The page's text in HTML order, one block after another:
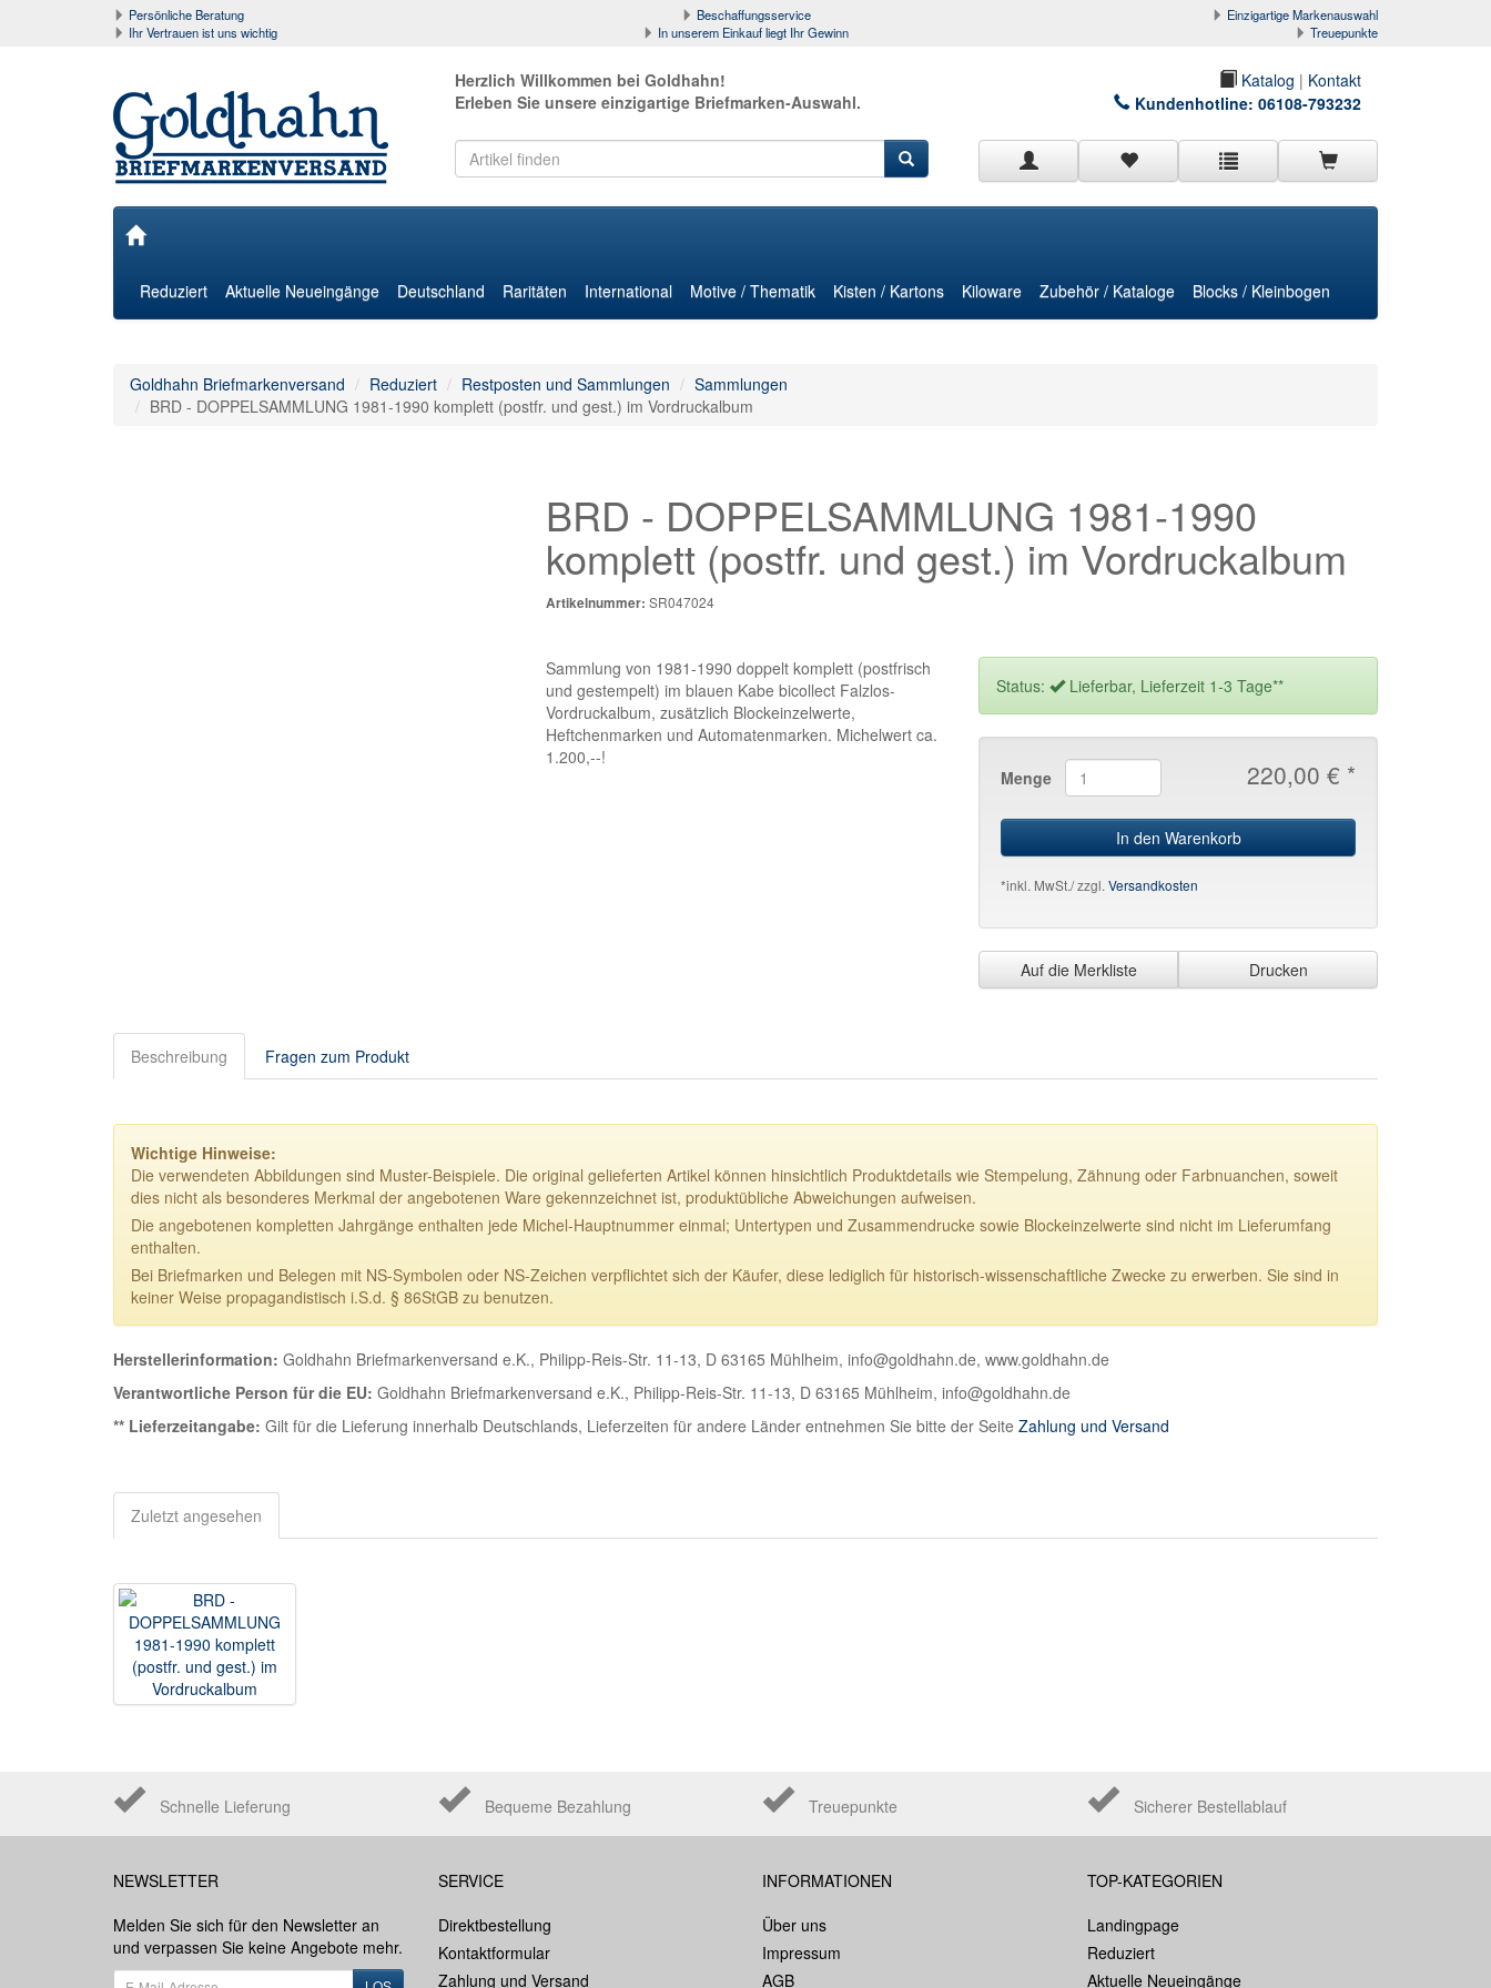
Persönliche Beratung Beschaffungsservice
Einzigartige Markenauswahl
Ihr Vertrauen ist uns wichtig
In unserem Einkauf liegt Ihr Gewinn Treuepunkte
Herzlich Willkommen bei Goldhahn!
Erleben Sie unsere einzigartige Briefmarken-Auswahl.
Katalog | Kontakt
Kundenhotline: 06108-793232
Reduziert Aktuelle Neueingänge Deutschland Raritäten International Motive / Thematik Kisten / Kartons Kiloware Zubehör / Kataloge Blocks / Kleinbogen
Goldhahn Briefmarkenversand Reduziert Restposten und Sammlungen
Sammlungen
BRD - DOPPELSAMMLUNG 1981-1990 komplett (postfr. und gest.) im Vordruckalbum
BRD - DOPPELSAMMLUNG 1981-1990
komplett (postfr. und gest.) im Vordruckalbum
Artikelnummer: SR047024
Sammlung von 1981-1990 doppelt komplett (postfrisch
und gestempelt) im blauen Kabe bicollect Falzlos-
Vordruckalbum, zusätzlich Blockeinzelwerte,
Heftchenmarken und Automatenmarken. Michelwert ca.
1.200,--!
Status: Lieferbar, Lieferzeit 1-3 Tage**
220,00 € *
Menge
In den Warenkorb
*inkl. MwSt./ zzgl. Versandkosten
Auf die Merkliste Drucken
Beschreibung Fragen zum Produkt
Wichtige Hinweise:
Die verwendeten Abbildungen sind Muster-Beispiele. Die original gelieferten Artikel können hinsichtlich Produktdetails wie Stempelung, Zähnung oder Farbnuanchen, soweit
dies nicht als besonderes Merkmal der angebotenen Ware gekennzeichnet ist, produktübliche Abweichungen aufweisen.
Die angebotenen kompletten Jahrgänge enthalten jede Michel-Hauptnummer einmal; Untertypen und Zusammendrucke sowie Blockeinzelwerte sind nicht im Lieferumfang
enthalten.
Bei Briefmarken und Belegen mit NS-Symbolen oder NS-Zeichen verpflichtet sich der Käufer, diese lediglich für historisch-wissenschaftliche Zwecke zu erwerben. Sie sind in
keiner Weise propagandistisch i.S.d. § 86StGB zu benutzen.
Herstellerinformation: Goldhahn Briefmarkenversand e.K., Philipp-Reis-Str. 11-13, D 63165 Mühlheim, info@goldhahn.de, www.goldhahn.de
Verantwortliche Person für die EU: Goldhahn Briefmarkenversand e.K., Philipp-Reis-Str. 11-13, D 63165 Mühlheim, info@goldhahn.de
** Lieferzeitangabe: Gilt für die Lieferung innerhalb Deutschlands, Lieferzeiten für andere Länder entnehmen Sie bitte der Seite Zahlung und Versand
Zuletzt angesehen
Schnelle Lieferung Bequeme Bezahlung Treuepunkte Sicherer Bestellablauf
NEWSLETTER
Melden Sie sich für den Newsletter an
und verpassen Sie keine Angebote mehr.
SERVICE
Direktbestellung
Kontaktformular
Zahlung und Versand
INFORMATIONEN
Über uns
Impressum
AGB
TOP-KATEGORIEN
Landingpage
Reduziert
Aktuelle Neueingänge